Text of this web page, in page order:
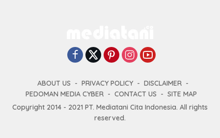
ABOUT US PRIVACY POLICY
DISCLAIMER
PEDOMAN MEDIA CYBER
CONTACT US
SITE MAP
Copyright 2014 - 2021 PT. Mediatani Cita Indonesia. All rights
reserved.